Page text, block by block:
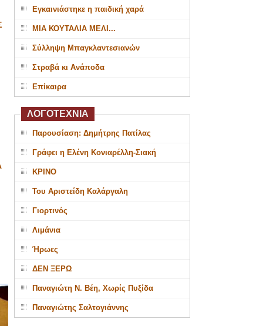
Εγκαινιάστηκε η παιδική χαρά
ΜΙΑ ΚΟΥΤΑΛΙΑ ΜΕΛΙ...
Σύλληψη Μπαγκλαντεσιανών
Στραβά κι Ανάποδα
Επίκαιρα
ΛΟΓΟΤΕΧΝΙΑ
Παρουσίαση: Δημήτρης Πατίλας
Γράφει η Ελένη Κονιαρέλλη-Σιακή
ΚΡΙΝΟ
Του Αριστείδη Καλάργαλη
Γιορτινός
Λιμάνια
Ήρωες
ΔΕΝ ΞΕΡΩ
Παναγιώτη Ν. Βέη, Χωρίς Πυξίδα
Παναγιώτης Σαλτογιάννης